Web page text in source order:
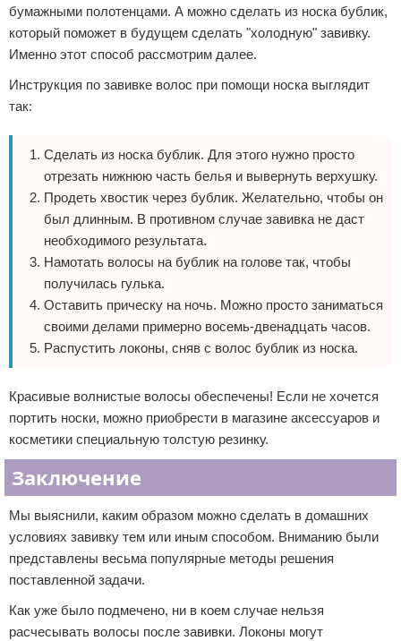
бумажными полотенцами. А можно сделать из носка бублик,
который поможет в будущем сделать "холодную" завивку.
Именно этот способ рассмотрим далее.
Инструкция по завивке волос при помощи носка выглядит
так:
Сделать из носка бублик. Для этого нужно просто
отрезать нижнюю часть белья и вывернуть верхушку.
Продеть хвостик через бублик. Желательно, чтобы он
был длинным. В противном случае завивка не даст
необходимого результата.
Намотать волосы на бублик на голове так, чтобы
получилась гулька.
Оставить прическу на ночь. Можно просто заниматься
своими делами примерно восемь-двенадцать часов.
Распустить локоны, сняв с волос бублик из носка.
Красивые волнистые волосы обеспечены! Если не хочется
портить носки, можно приобрести в магазине аксессуаров и
косметики специальную толстую резинку.
Заключение
Мы выяснили, каким образом можно сделать в домашних
условиях завивку тем или иным способом. Вниманию были
представлены весьма популярные методы решения
поставленной задачи.
Как уже было подмечено, ни в коем случае нельзя
расчесывать волосы после завивки. Локоны могут